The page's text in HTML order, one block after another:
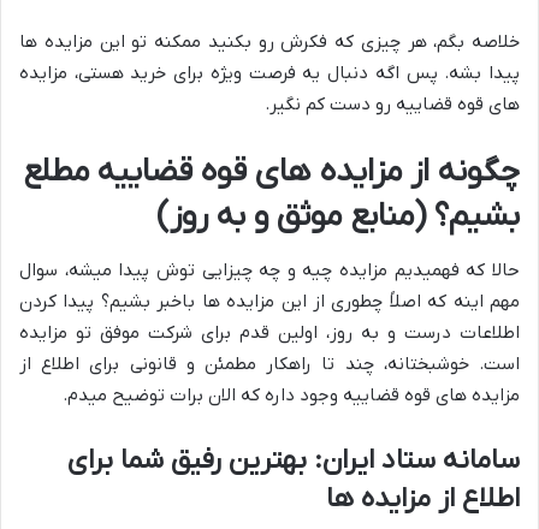
خلاصه بگم، هر چیزی که فکرش رو بکنید ممکنه تو این مزایده ها
پیدا بشه. پس اگه دنبال یه فرصت ویژه برای خرید هستی، مزایده
های قوه قضاییه رو دست کم نگیر.
چگونه از مزایده های قوه قضاییه مطلع
بشیم؟ (منابع موثق و به روز)
حالا که فهمیدیم مزایده چیه و چه چیزایی توش پیدا میشه، سوال
مهم اینه که اصلاً چطوری از این مزایده ها باخبر بشیم؟ پیدا کردن
اطلاعات درست و به روز، اولین قدم برای شرکت موفق تو مزایده
است. خوشبختانه، چند تا راهکار مطمئن و قانونی برای اطلاع از
مزایده های قوه قضاییه وجود داره که الان برات توضیح میدم.
سامانه ستاد ایران: بهترین رفیق شما برای
اطلاع از مزایده ها